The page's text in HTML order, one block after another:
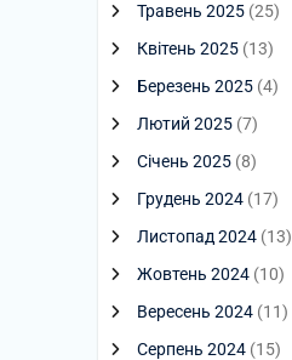
Травень 2025 (25)
Квітень 2025 (13)
Березень 2025 (4)
Лютий 2025 (7)
Січень 2025 (8)
Грудень 2024 (17)
Листопад 2024 (13)
Жовтень 2024 (10)
Вересень 2024 (11)
Серпень 2024 (15)